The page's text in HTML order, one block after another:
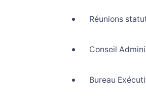
Réunions
Conseil
Bureau